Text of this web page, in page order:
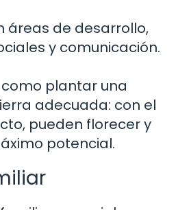
áreas de desarrollo,
y comunicación.
como plantar una
adecuada: con el
pueden florecer y
potencial.